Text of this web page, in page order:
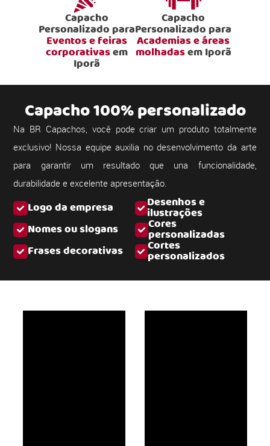
Capacho
Personalizado para
Eventos e feiras
corporativasem
Iporã
Capacho
Personalizado para
Academias e áreas
molhadasem Iporã
Logo da empresa Desenhos e
ilustrações
Nomes ou slogans
Cores
personalizadas
Frases decorativas
Cortes
personalizados
Capacho 100% personalizado
Na BR Capachos, você pode criar um produto totalmente
exclusivo! Nossa equipe auxilia no desenvolvimento da arte
para garantir um resultado que una funcionalidade,
durabilidade e excelente apresentação.